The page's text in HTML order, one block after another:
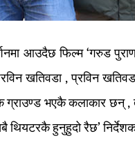
आउदैछ फिल्म ‘गरुड
खतिवडा , प्रविन
ग्राउण्ड भएकै कलाकार छन् ,
हुनुहुदो रैछ’